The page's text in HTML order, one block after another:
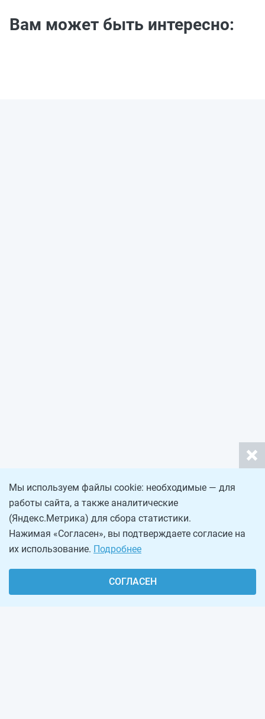
Вам может быть интересно:
Мы используем файлы cookie: необходимые — для
работы сайта, а также аналитические
(Яндекс.Метрика) для сбора статистики.
Нажимая «Согласен», вы подтверждаете согласие на
их использование. Подробнее
СОГЛАСЕН